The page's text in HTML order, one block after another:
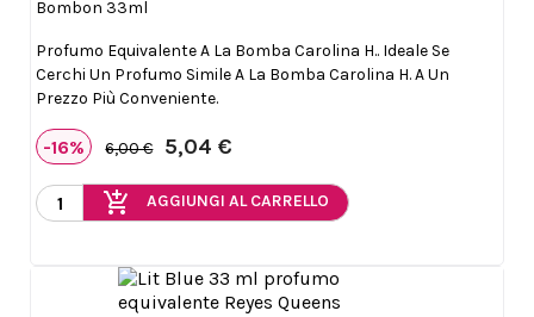
Bombon 33ml
Profumo Equivalente A La Bomba Carolina H.. Ideale Se
Cerchi Un Profumo Simile A La Bomba Carolina H. A Un
Prezzo Più Conveniente.
-16% 6,00 € 5,04 €
add_shopping_cart AGGIUNGI AL CARRELLO